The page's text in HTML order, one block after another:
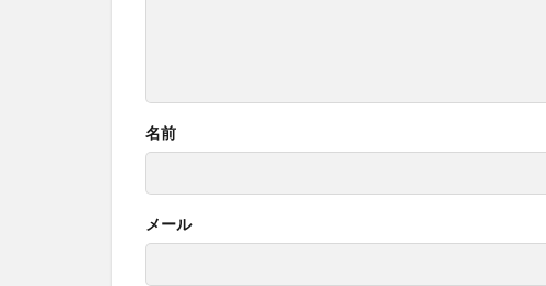
名前
メール